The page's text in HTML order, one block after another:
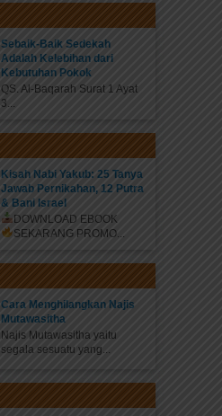
Sebaik-Baik Sedekah
Adalah Kelebihan dari
Kebutuhan Pokok
QS. Al-Baqarah Surat 1 Ayat
3...
Kisah Nabi Yakub: 25 Tanya
Jawab Pernikahan, 12 Putra
& Bani Israel
DOWNLOAD EBOOK
SEKARANG PROMO...
Cara Menghilangkan Najis
Mutawasitha
Najis Mutawasitha yaitu
segala sesuatu yang...